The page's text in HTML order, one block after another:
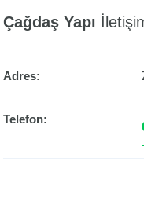
Çağdaş Yapı
Adres:
Telefon: